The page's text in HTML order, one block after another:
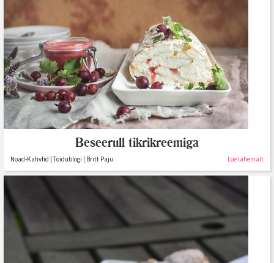
Beseerull tikrikreemiga
Noad-Kahvlid | Toidublogi | Britt Paju Loe lähemalt